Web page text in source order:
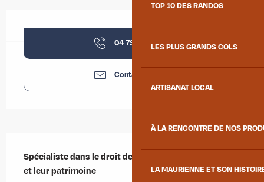
TOP 10 DES RANDOS
LES PLUS GRANDS COLS
ARTISANAT LOCAL
À LA RENCONTRE DE NOS
LA MAURIENNE ET SON
04 79 05 18▒▒
Contactez-nous
Spécialiste dans le droit de la famille, des personnes
et leur patrimoine